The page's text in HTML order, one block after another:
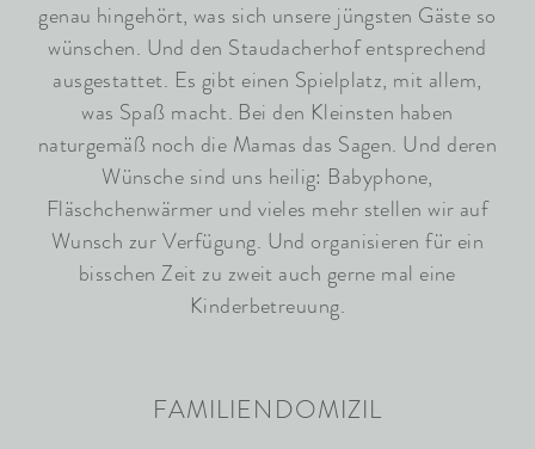
genau hingehört, was sich unsere jüngsten Gäste so
wünschen. Und den Staudacherhof entsprechend
ausgestattet. Es gibt einen Spielplatz, mit allem,
was Spaß macht. Bei den Kleinsten haben
naturgemäß noch die Mamas das Sagen. Und deren
Wünsche sind uns heilig: Babyphone,
Fläschchenwärmer und vieles mehr stellen wir auf
Wunsch zur Verfügung. Und organisieren für ein
bisschen Zeit zu zweit auch gerne mal eine
Kinderbetreuung.
FAMILIENDOMIZIL